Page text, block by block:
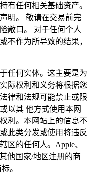
有任何相关基础资产。
明。 敬请在交易前完
敞口。 对于任何个人
不作为所导致的结果，
任何实体。这主要是为
际权利和义务将根据您
律和法规可能禁止或限
以其 他方式使用本网
利。本网站上的信息不
此类分发或使用将违反
区的任何人。Apple、
他国家/地区注册的商
。